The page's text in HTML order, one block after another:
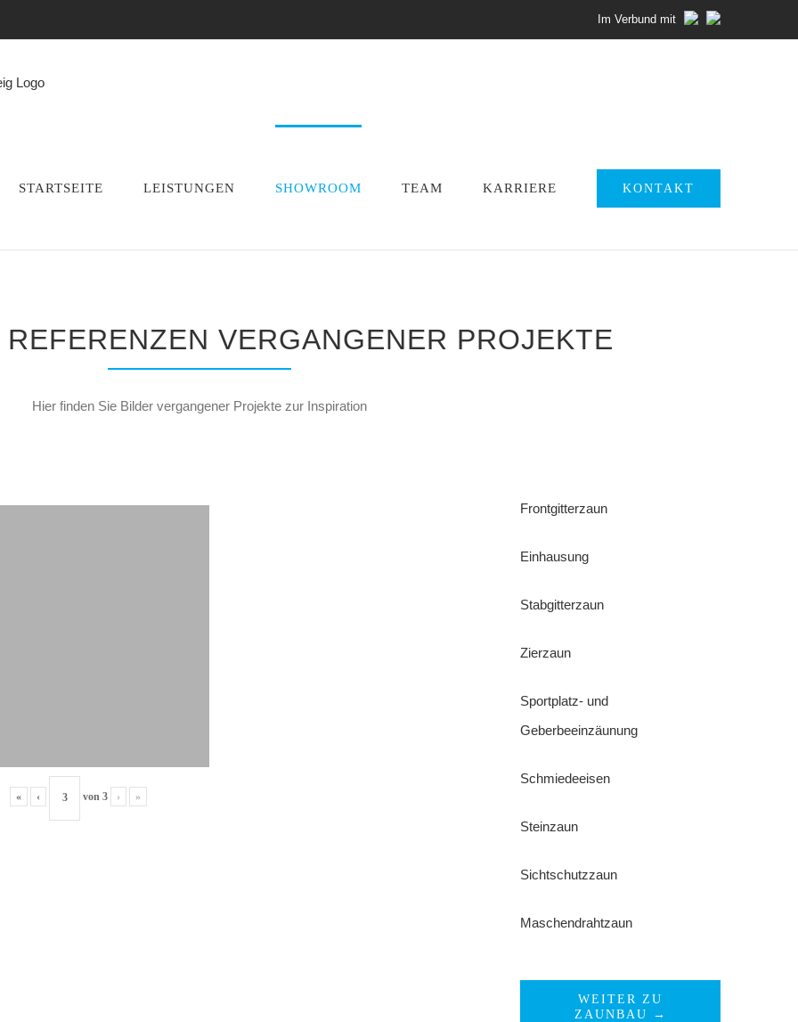
Im Verbund mit
STARTSEITE LEISTUNGEN SHOWROOM TEAM KARRIERE KONTAKT
VERGANGENER PROJEKTE
Hier finden Sie Bilder vergangener Projekte zur Inspiration
« ‹ von3 › »
Frontgitterzaun
Einhausung
Stabgitterzaun
Zierzaun
Sportplatz- und
Geberbeeinzäunung
Schmiedeeisen
Steinzaun
Sichtschutzzaun
Maschendrahtzaun
WEITER ZU
ZAUNBAU →